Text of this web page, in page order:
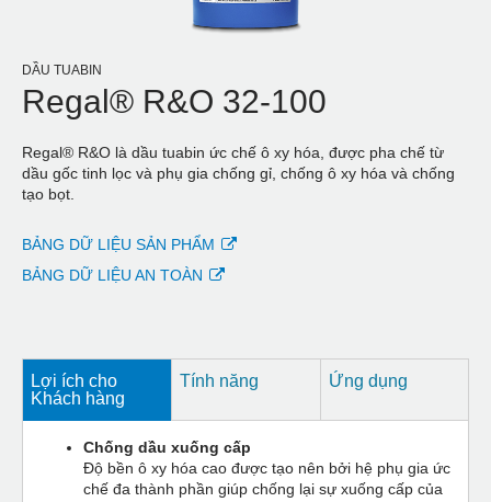
DẦU TUABIN
Regal® R&O 32-100
Regal® R&O là dầu tuabin ức chế ô xy hóa, được pha chế từ
dầu gốc tinh lọc và phụ gia chống gỉ, chống ô xy hóa và chống
tạo bọt.
BẢNG DỮ LIỆU SẢN PHẨM
BẢNG DỮ LIỆU AN TOÀN
Lợi ích cho
Khách hàng
Tính năng Ứng dụng
Chống dầu xuống cấp
Độ bền ô xy hóa cao được tạo nên bởi hệ phụ gia ức
chế đa thành phần giúp chống lại sự xuống cấp của